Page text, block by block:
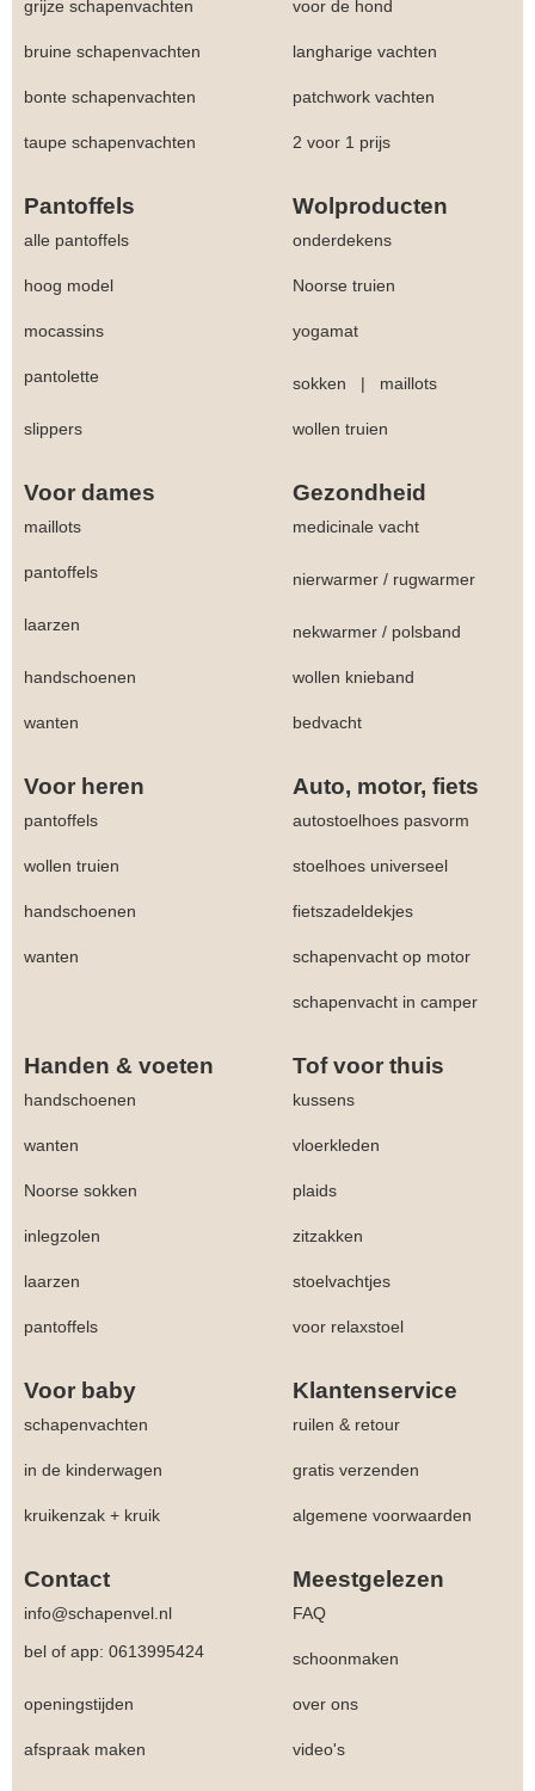
grijze schapenvachten voor de hond
bruine schapenvachten langharige vachten
bonte schapenvachten patchwork vachten
taupe schapenvachten 2 voor 1 prijs
Pantoffels Wolproducten
alle pantoffels onderdekens
hoog model Noorse truien
mocassins yogamat
pantolette sokken | maillots
slippers wollen truien
Voor dames Gezondheid
maillots medicinale vacht
pantoffels nierwarmer / rugwarmer
laarzen nekwarmer / polsband
handschoenen wollen knieband
wanten bedvacht
Voor heren Auto, motor, fiets
pantoffels autostoelhoes pasvorm
wollen truien stoelhoes universeel
handschoenen fietszadeldekjes
wanten schapenvacht op motor
schapenvacht in camper
Handen & voeten Tof voor thuis
handschoenen kussens
wanten vloerkleden
Noorse sokken plaids
inlegzolen zitzakken
laarzen stoelvachtjes
pantoffels voor relaxstoel
Voor baby Klantenservice
schapenvachten ruilen & retour
in de kinderwagen gratis verzenden
kruikenzak + kruik algemene voorwaarden
Contact Meestgelezen
info@schapenvel.nl
FAQ
bel of app: 0613995424
schoonmaken
openingstijden over ons
afspraak maken video's